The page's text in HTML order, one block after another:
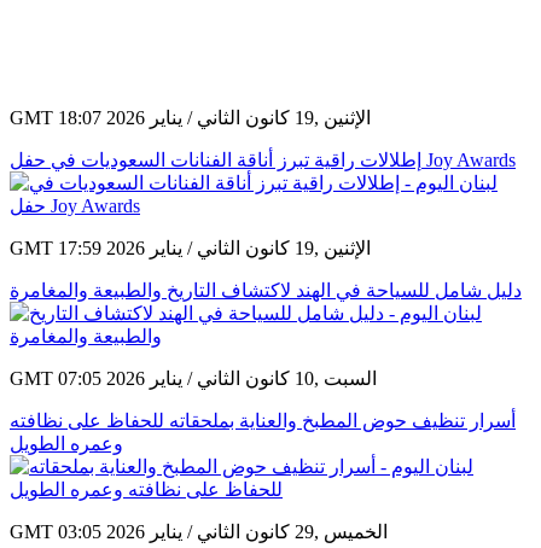
GMT 18:07 2026 الإثنين ,19 كانون الثاني / يناير
إطلالات راقية تبرز أناقة الفنانات السعوديات في حفل Joy Awards
GMT 17:59 2026 الإثنين ,19 كانون الثاني / يناير
دليل شامل للسياحة في الهند لاكتشاف التاريخ والطبيعة والمغامرة
GMT 07:05 2026 السبت ,10 كانون الثاني / يناير
أسرار تنظيف حوض المطبخ والعناية بملحقاته للحفاظ على نظافته
وعمره الطويل
GMT 03:05 2026 الخميس ,29 كانون الثاني / يناير